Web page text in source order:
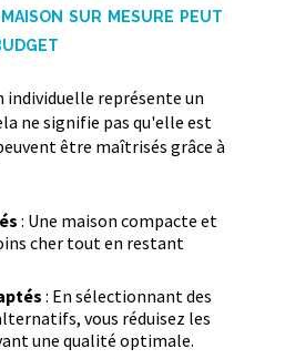
sur mesure peut
individuelle représente un
ne signifie pas qu'elle est
être maîtrisés grâce à
: Une maison compacte et
cher tout en restant
: En sélectionnant des
vous réduisez les
une qualité optimale.